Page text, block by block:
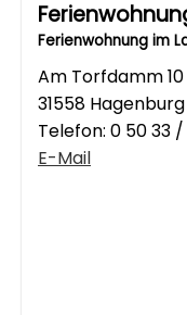
Ferienwohnung im
Am Torfdamm 10
31558 Hagenburg
Telefon: 0 50 33 /
E-Mail